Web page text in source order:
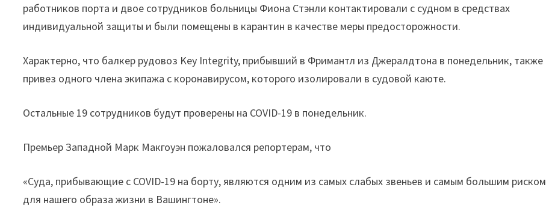
работников порта и двое сотрудников больницы Фиона Стэнли контактировали с судном в средствах
индивидуальной защиты и были помещены в карантин в качестве меры предосторожности.
Характерно, что балкер рудовоз Key Integrity, прибывший в Фримантл из Джералдтона в понедельник, также
привез одного члена экипажа с коронавирусом, которого изолировали в судовой каюте.
Остальные 19 сотрудников будут проверены на COVID-19 в понедельник.
Премьер Западной Марк Макгоуэн пожаловался репортерам, что
«Суда, прибывающие с COVID-19 на борту, являются одним из самых слабых звеньев и самым большим риском
для нашего образа жизни в Вашингтоне».